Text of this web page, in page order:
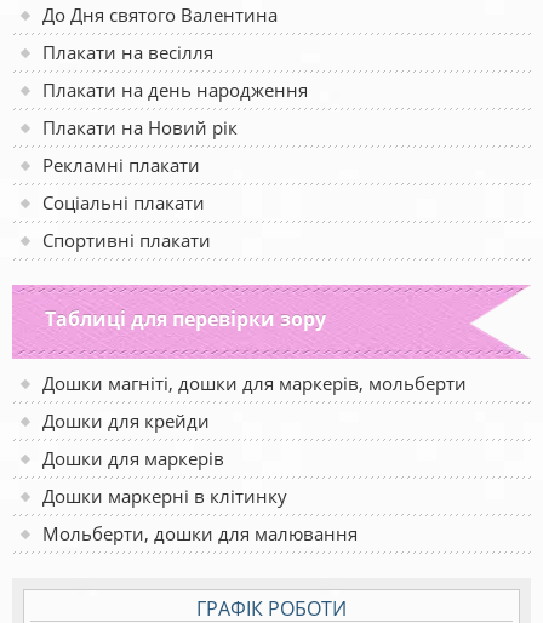
До Дня святого Валентина
Плакати на весілля
Плакати на день народження
Плакати на Новий рік
Рекламні плакати
Соціальні плакати
Спортивні плакати
Таблиці для перевірки зору
Дошки магніті, дошки для маркерів, мольберти
Дошки для крейди
Дошки для маркерів
Дошки маркерні в клітинку
Мольберти, дошки для малювання
ГРАФІК РОБОТИ